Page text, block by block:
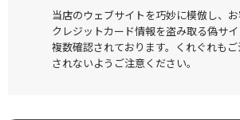
当店のウェブサイトを巧妙に模倣し、
クレジットカード情報を盗み取る偽サ
複数確認されております。くれぐれも
されないようご注意ください。